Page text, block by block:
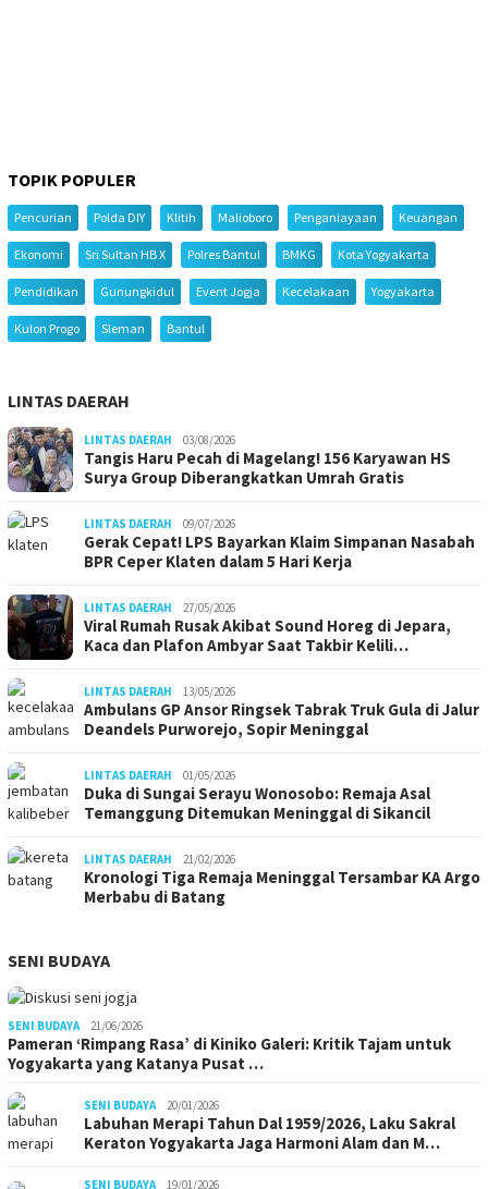
TOPIK POPULER
Pencurian Polda DIY Klitih Malioboro Penganiayaan Keuangan
Ekonomi Sri Sultan HB X Polres Bantul BMKG Kota Yogyakarta
Pendidikan Gunungkidul Event Jogja Kecelakaan Yogyakarta
Kulon Progo Sleman Bantul
LINTAS DAERAH
LINTAS DAERAH 03/08/2026
Tangis Haru Pecah di Magelang! 156 Karyawan HS
Surya Group Diberangkatkan Umrah Gratis
LINTAS DAERAH 09/07/2026
Gerak Cepat! LPS Bayarkan Klaim Simpanan Nasabah
BPR Ceper Klaten dalam 5 Hari Kerja
LINTAS DAERAH 27/05/2026
Viral Rumah Rusak Akibat Sound Horeg di Jepara,
Kaca dan Plafon Ambyar Saat Takbir Kelili…
LINTAS DAERAH 13/05/2026
Ambulans GP Ansor Ringsek Tabrak Truk Gula di Jalur
Deandels Purworejo, Sopir Meninggal
LINTAS DAERAH 01/05/2026
Duka di Sungai Serayu Wonosobo: Remaja Asal
Temanggung Ditemukan Meninggal di Sikancil
LINTAS DAERAH 21/02/2026
Kronologi Tiga Remaja Meninggal Tersambar KA Argo
Merbabu di Batang
SENI BUDAYA
SENI BUDAYA 21/06/2026
Pameran ‘Rimpang Rasa’ di Kiniko Galeri: Kritik Tajam untuk
Yogyakarta yang Katanya Pusat …
SENI BUDAYA 20/01/2026
Labuhan Merapi Tahun Dal 1959/2026, Laku Sakral
Keraton Yogyakarta Jaga Harmoni Alam dan M…
SENI BUDAYA 19/01/2026